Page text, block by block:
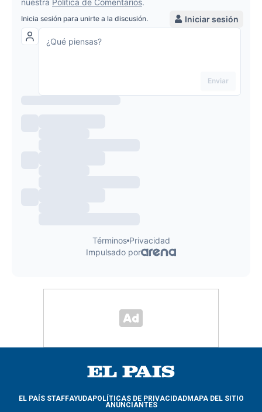
EL PAÍS STAFFAYUDAPOLÍTICAS DE PRIVACIDADMAPA DEL SITIO
ANUNCIANTES